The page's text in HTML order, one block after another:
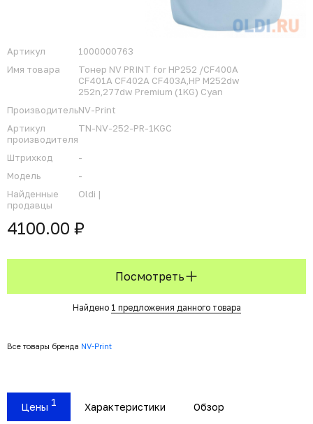
Артикул
1000000763
Имя товара
Тонер NV PRINT for HP252 /CF400A
CF401A CF402A CF403A,HP M252dw
252n,277dw Premium (1KG) Cyan
ПроизводительNV-Print
Артикул
производителя
TN-NV-252-PR-1KGC
Штрихкод
-
Модель
-
Найденные
продавцы
Oldi |
4100.00 ₽
Посмотреть
Найдено 1 предложения данного товара
Все товары бренда NV-Print
Цены 1 Характеристики Обзор